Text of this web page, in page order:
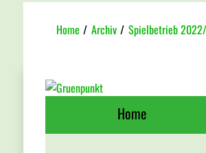
Home / Archiv / Spielbetrieb
Home